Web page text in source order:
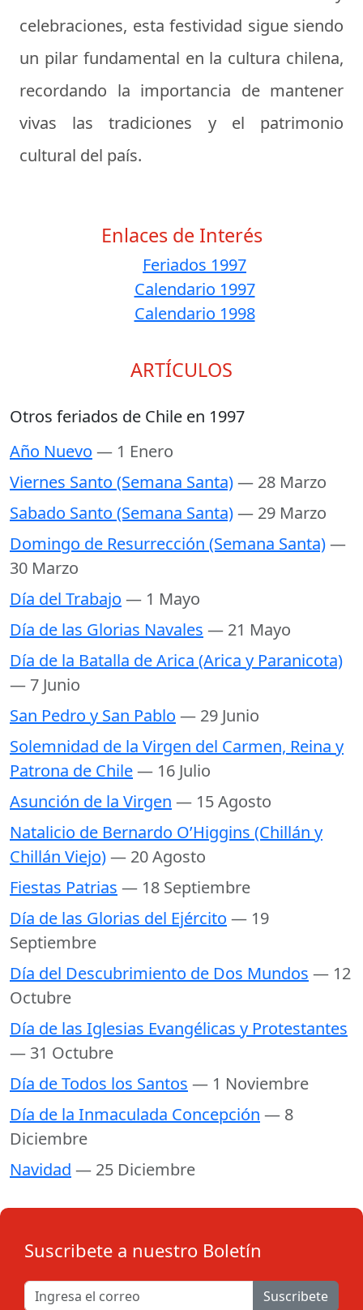
celebraciones, esta festividad sigue siendo
un pilar fundamental en la cultura chilena,
recordando la importancia de mantener
vivas las tradiciones y el patrimonio
cultural del país.
Enlaces de Interés
Feriados 1997
Calendario 1997
Calendario 1998
ARTÍCULOS
Otros feriados de Chile en 1997
Año Nuevo — 1 Enero
Viernes Santo (Semana Santa)— 28 Marzo
Sabado Santo (Semana Santa)— 29 Marzo
Domingo de Resurrección (Semana Santa)—
30 Marzo
Día del Trabajo — 1 Mayo
Día de las Glorias Navales — 21 Mayo
Día de la Batalla de Arica (Arica y Paranicota)
— 7 Junio
San Pedro y San Pablo — 29 Junio
Solemnidad de la Virgen del Carmen, Reina y
Patrona de Chile— 16 Julio
Asunción de la Virgen — 15 Agosto
Natalicio de Bernardo O’Higgins (Chillán y
Chillán Viejo)— 20 Agosto
Fiestas Patrias — 18 Septiembre
Día de las Glorias del Ejército — 19
Septiembre
Día del Descubrimiento de Dos Mundos — 12
Octubre
Día de las Iglesias Evangélicas y Protestantes
— 31 Octubre
Día de Todos los Santos — 1 Noviembre
Día de la Inmaculada Concepción — 8
Diciembre
Navidad — 25 Diciembre
Suscribete a nuestro Boletín
Suscribete